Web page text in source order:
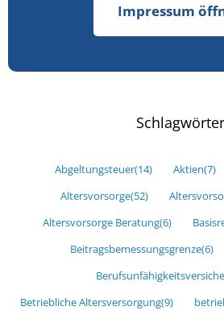
Impressum
Schlagwörter
Abgeltungsteuer(14) Aktien(7)
Altersvorsorge(52)
Altersvorsorge Beratung(6)
Beitragsbemessungsgrenze(6)
Betriebliche Altersversorgung(9)